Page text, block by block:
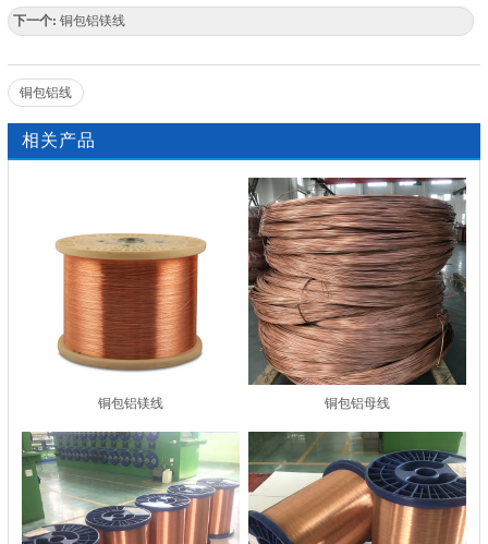
下一个: 铜包铝镁线
铜包铝线
相关产品
铜包铝镁线 铜包铝母线